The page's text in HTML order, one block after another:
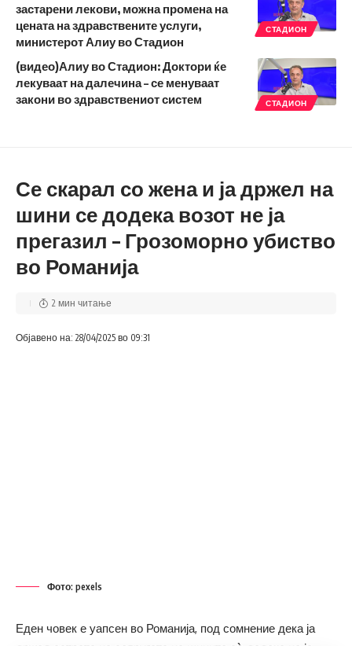
СТАДИОН
застарени лекови, можна промена на
цената на здравствените услуги,
министерот Алиу во Стадион
СТАДИОН
(видео)Алиу во Стадион: Доктори ќе
лекуваат на далечина – се менуваат
закони во здравствениот систем
Се скарал со жена и ја држел на
шини се додека возот не ја
прегазил – Грозоморно убиство
во Романија
Објавено на: 28/04/2025 во 09:31
2 мин читање
Фото: pexels
Еден човек е уапсен во Романија, под сомнение дека ја